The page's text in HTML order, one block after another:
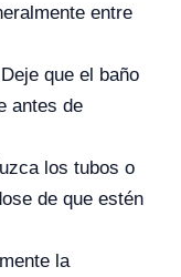
entre
Deje que el baño
antes de
los tubos o
de que estén
la